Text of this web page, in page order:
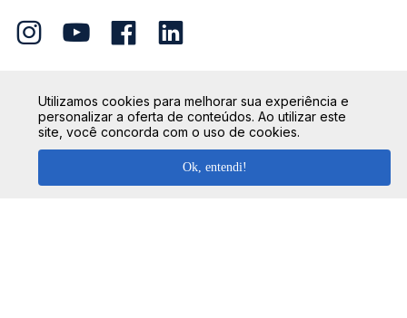
SEGURANÇA
Utilizamos cookies para melhorar sua experiência e
personalizar a oferta de conteúdos. Ao utilizar este
site, você concorda com o uso de cookies.
Ok, entendi!